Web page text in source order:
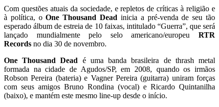
Com questões atuais da sociedade, e repletos de críticas à religião e
à política, oOne Thousand Dead inicia a pré-venda de seu tão
esperado álbum de estreia de 10 faixas, intitulado “Guerra”, que será
lançado mundialmente pelo selo americano/europeu RTR
Records no dia 30 de novembro.
One Thousand Dead é uma banda brasileira de thrash metal
formada na cidade de Agudos/SP, em 2008, quando os irmãos
Robson Pereira (bateria) e Vagner Pereira (guitarra) uniram forças
com seus amigos Bruno Rondina (vocal) e Ricardo Quintanilha
(baixo), e mantém este mesmo line-up desde o início.